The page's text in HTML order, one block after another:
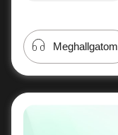
Meghallgatom